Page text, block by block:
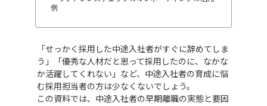
例
「せっかく採用した中途入社者がすぐに辞めてしま
う」「優秀な人材だと思って採用したのに、なかな
か活躍してくれない」など、中途入社者の育成に悩
む採用担当者の方は少なくないでしょう。
この資料では、中途入社者の早期離職の実態と要因